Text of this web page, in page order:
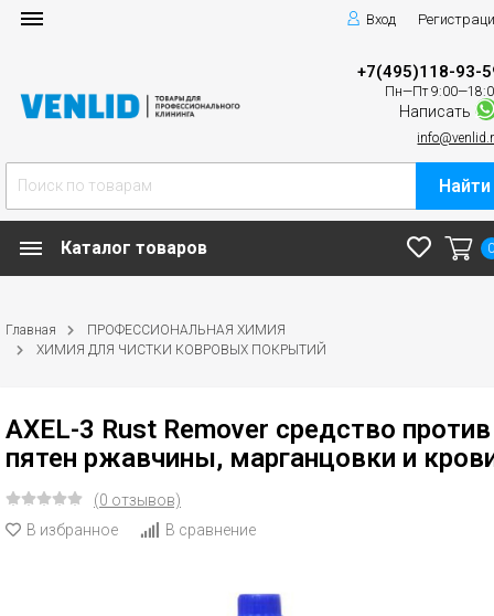
Вход
+7(495)118-93-
Пн—Пт
Написать
Найти
Каталог товаров
Главная
ПРОФЕССИОНАЛЬНАЯ ХИМИЯ
ХИМИЯ ДЛЯ ЧИСТКИ КОВРОВЫХ ПОКРЫТИЙ
AXEL-3 Rust Remover средство против
пятен ржавчины, марганцовки и
(0 отзывов)
В избранное
В сравнение